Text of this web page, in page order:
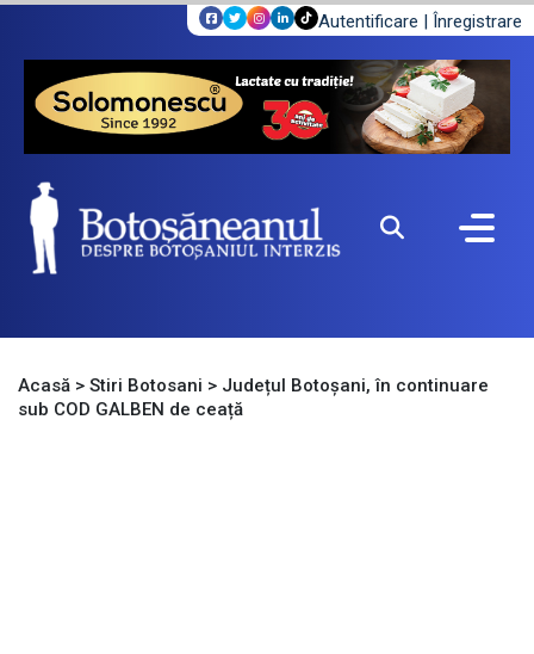
Autentificare | Înregistrare
Acasă > Stiri Botosani > Județul Botoșani, în continuare
sub COD GALBEN de ceață